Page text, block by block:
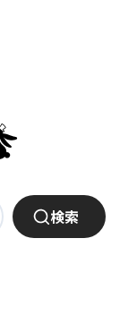
検索